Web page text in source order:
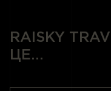
RAISKY
ЦЕ...